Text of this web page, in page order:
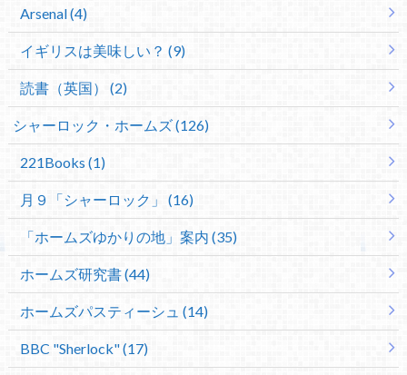
Arsenal (4)
イギリスは美味しい？ (9)
読書（英国） (2)
シャーロック・ホームズ (126)
221Books (1)
月９「シャーロック」 (16)
「ホームズゆかりの地」案内 (35)
ホームズ研究書 (44)
ホームズパスティーシュ (14)
BBC "Sherlock" (17)